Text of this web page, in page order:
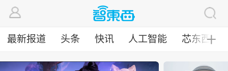
最新报道 头条 快讯 人工智能 芯东西╋